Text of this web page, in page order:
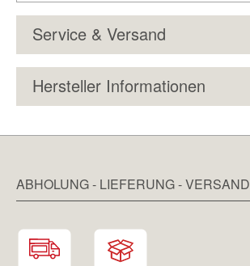
Service & Versand
Hersteller Informationen
ABHOLUNG - LIEFERUNG - VERSAND